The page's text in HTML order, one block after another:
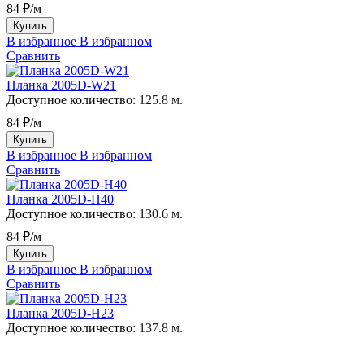
84 ₽/м
Купить
В избранное В избранном
Сравнить
Планка 2005D-W21
Доступное количество: 125.8 м.
84 ₽/м
Купить
В избранное В избранном
Сравнить
Планка 2005D-H40
Доступное количество: 130.6 м.
84 ₽/м
Купить
В избранное В избранном
Сравнить
Планка 2005D-H23
Доступное количество: 137.8 м.